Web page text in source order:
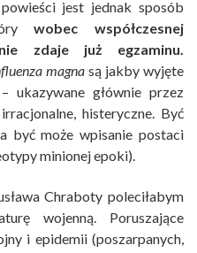
jest jednak sposób
wobec współczesnej
zdaje już egzaminu.
magna są jakby wyjęte
ukazywane głównie przez
histeryczne. Być
być może wpisanie postaci
minionej epoki).
Chraboty poleciłabym
wojenną. Poruszające
i epidemii (poszarpanych,